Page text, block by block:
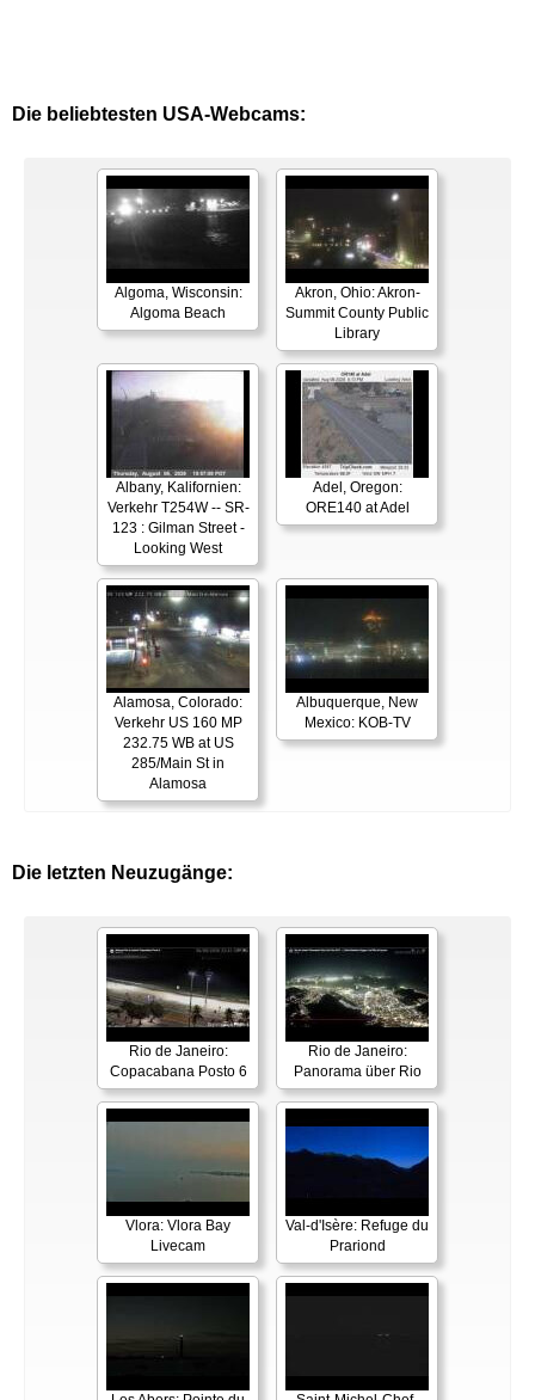
Die beliebtesten USA-Webcams:
Algoma, Wisconsin:
Algoma Beach
Akron, Ohio: Akron-
Summit County Public
Library
Albany, Kalifornien:
Verkehr T254W -- SR-
123 : Gilman Street -
Looking West
Adel, Oregon:
ORE140 at Adel
Alamosa, Colorado:
Verkehr US 160 MP
232.75 WB at US
285/Main St in
Alamosa
Albuquerque, New
Mexico: KOB-TV
Die letzten Neuzugänge:
Rio de Janeiro:
Copacabana Posto 6
Rio de Janeiro:
Panorama über Rio
Vlora: Vlora Bay
Livecam
Val-d'Isère: Refuge du
Prariond